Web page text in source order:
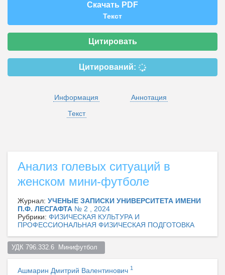
Скачать PDF
Текст
Цитировать
Цитирований:
Информация
Аннотация
Текст
Анализ голевых ситуаций в
женском мини-футболе
Журнал: УЧЕНЫЕ ЗАПИСКИ УНИВЕРСИТЕТА ИМЕНИ
П.Ф. ЛЕСГАФТА № 2 , 2024
Рубрики: ФИЗИЧЕСКАЯ КУЛЬТУРА И
ПРОФЕССИОНАЛЬНАЯ ФИЗИЧЕСКАЯ ПОДГОТОВКА
УДК 796.332.6  Минифутбол
Ашмарин Дмитрий Валентинович 1